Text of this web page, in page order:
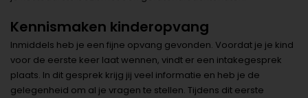
Kennismaken kinderopvang
Inmiddels heb je een fijne opvang gevonden. Voordat je je kind
voor de eerste keer laat wennen, vindt er een intakegesprek
plaats. In dit gesprek krijg jij veel informatie en heb je de
gelegenheid om al je vragen te stellen. Tijdens dit eerste